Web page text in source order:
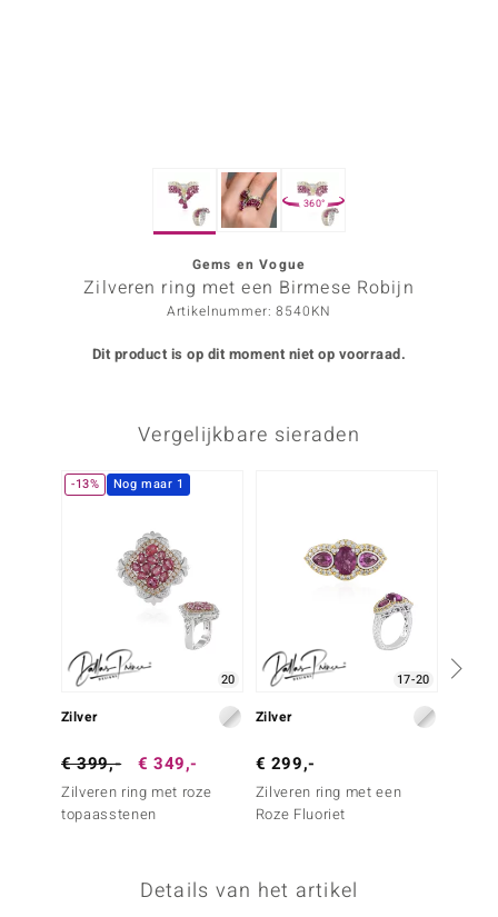
Collection
360°
Gems en Vogue
Zilveren ring met een Birmese Robijn
Artikelnummer: 8540KN
Dit product is op dit moment niet op voorraad.
Vergelijkbare sieraden
-13% Nog maar 1
20
Zilver
€ 399,- € 349,-
Zilveren ring met roze
topaasstenen
17-20
Zilver
€ 299,-
Zilveren ring met een
Roze Fluoriet
Details van het artikel